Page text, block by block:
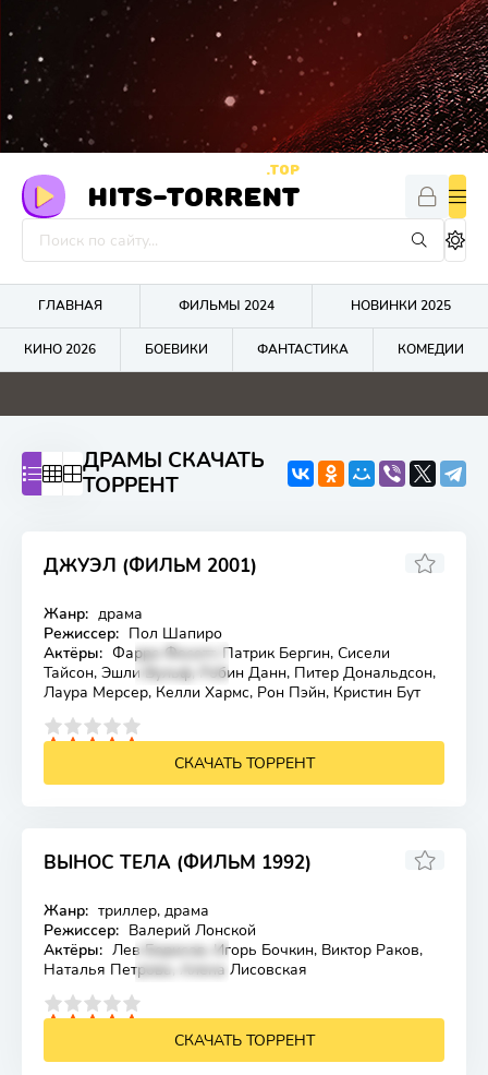
HITS-TORRENT
.TOP
ГЛАВНАЯ ФИЛЬМЫ 2024 НОВИНКИ 2025
КИНО 2026 БОЕВИКИ ФАНТАСТИКА КОМЕДИИ
ДРАМЫ СКАЧАТЬ
ТОРРЕНТ
ДЖУЭЛ (ФИЛЬМ 2001)
Жанр: драма
Режиссер: Пол Шапиро
Актёры: Фарра Фосетт, Патрик Бергин, Сисели
Тайсон, Эшли Вульф, Робин Данн, Питер Дональдсон,
Лаура Мерсер, Келли Хармс, Рон Пэйн, Кристин Бут
СКАЧАТЬ ТОРРЕНТ
ВЫНОС ТЕЛА (ФИЛЬМ 1992)
Лицензия
Жанр: триллер, драма
Режиссер: Валерий Лонской
Актёры: Лев Борисов, Игорь Бочкин, Виктор Раков,
Наталья Петрова, Алена Лисовская
СКАЧАТЬ ТОРРЕНТ